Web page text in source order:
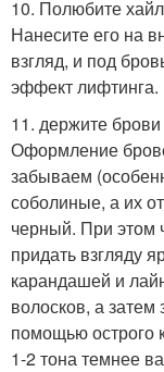
10. Полюбите
Нанесите его на
взгляд, и под
эффект лифтинга.
11. держите
Оформление
забываем
соболиные, а их
черный. При этом
придать взгляду
карандашей и
волосков, а
помощью острого
1-2 тона темнее